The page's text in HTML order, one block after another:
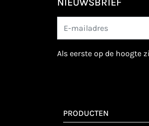
als eerste op de
PRODUCTEN